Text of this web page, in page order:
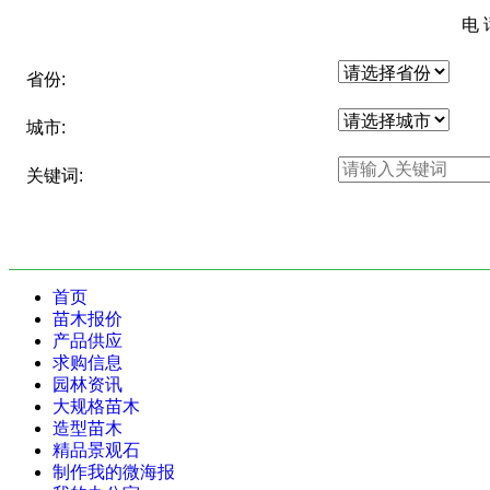
电
省份:
城市:
关键词:
首页
苗木报价
产品供应
求购信息
园林资讯
大规格苗木
造型苗木
精品景观石
制作我的微海报